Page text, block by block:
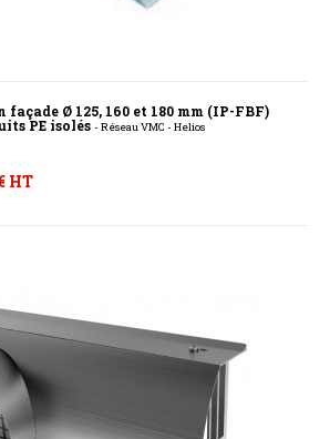
façade Ø 125, 160 et 180 mm (IP-FBF)
PE isolés - Réseau VMC - Helios
HT